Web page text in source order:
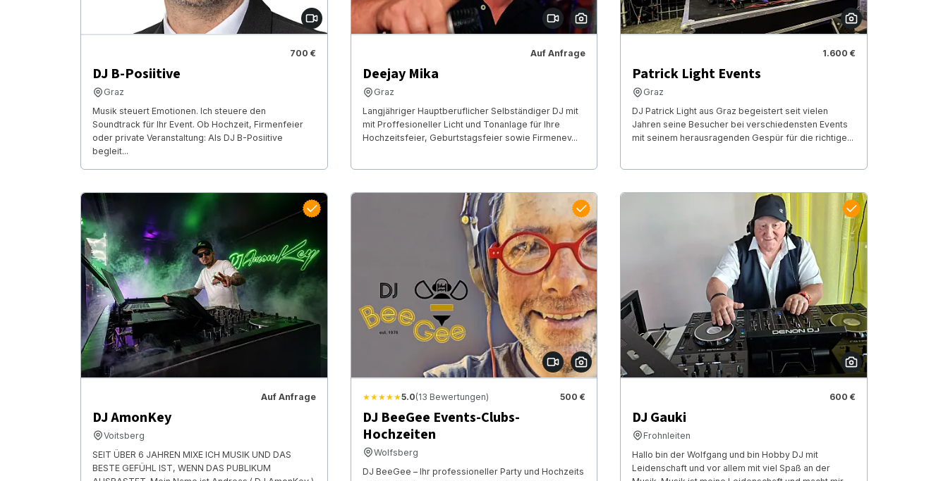
700 €
DJ B-Posiitive
Graz
Musik steuert Emotionen. Ich steuere den
Soundtrack für Ihr Event. Ob Hochzeit, Firmenfeier
oder private Veranstaltung: Als DJ B-Posiitive
begleit...
Auf Anfrage
Deejay Mika
Graz
Langjähriger Hauptberuflicher Selbständiger DJ mit
mit Proffesioneller Licht und Tonanlage für Ihre
Hochzeitsfeier, Geburtstagsfeier sowie Firmenev...
1.600 €
Patrick Light Events
Graz
DJ Patrick Light aus Graz begeistert seit vielen
Jahren seine Besucher bei verschiedensten Events
mit seinem herausragenden Gespür für die richtige...
Auf Anfrage
DJ AmonKey
Voitsberg
SEIT ÜBER 6 JAHREN MIXE ICH MUSIK UND DAS
BESTE GEFÜHL IST, WENN DAS PUBLIKUM
★★★★★5.0(13 Bewertungen) 500 €
DJ BeeGee Events-Clubs-
Hochzeiten
Wolfsberg
DJ BeeGee – Ihr professioneller Party und Hochzeits
600 €
DJ Gauki
Frohnleiten
Hallo bin der Wolfgang und bin Hobby DJ mit
Leidenschaft und vor allem mit viel Spaß an der